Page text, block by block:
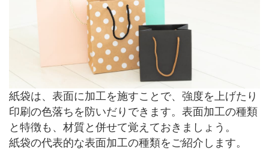
紙袋は、表面に加工を施すことで、強度を上げたり
印刷の色落ちを防いだりできます。表面加工の種類
と特徴も、材質と併せて覚えておきましょう。
紙袋の代表的な表面加工の種類をご紹介します。